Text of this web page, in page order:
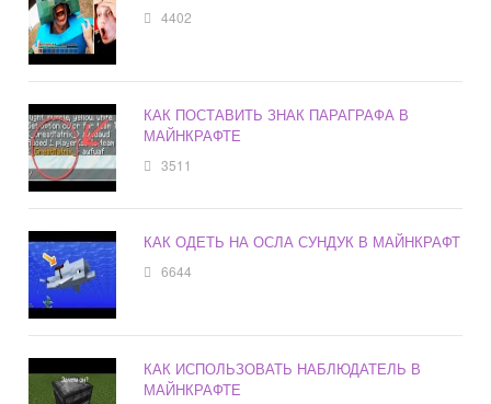
4402
КАК ПОСТАВИТЬ ЗНАК ПАРАГРАФА В
МАЙНКРАФТЕ
3511
КАК ОДЕТЬ НА ОСЛА СУНДУК В МАЙНКРАФТ
6644
КАК ИСПОЛЬЗОВАТЬ НАБЛЮДАТЕЛЬ В
МАЙНКРАФТЕ